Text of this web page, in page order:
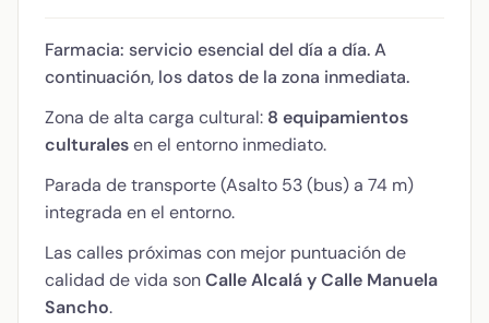
Farmacia: servicio esencial del día a día. A
continuación, los datos de la zona inmediata.
Zona de alta carga cultural: 8 equipamientos
culturalesen el entorno inmediato.
Parada de transporte (Asalto 53 (bus) a 74 m)
integrada en el entorno.
Las calles próximas con mejor puntuación de
calidad de vida sonCalle Alcalá y Calle Manuela
Sancho.